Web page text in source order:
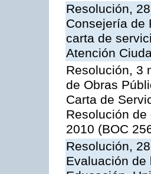
Resolución,
Consejería de
carta de
Atención
Resolución, 3
de Obras
Carta de
Resolución
2010 (BOC
Resolución,
Evaluación de